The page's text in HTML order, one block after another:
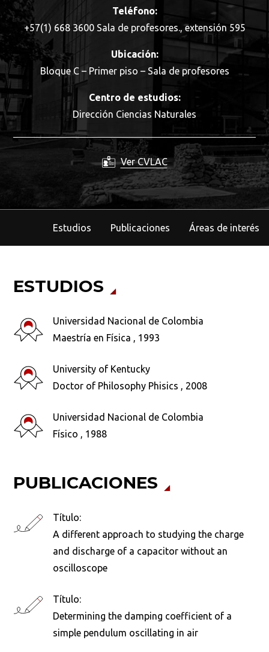
Teléfono:
+57(1) 668 3600 Sala de profesores., extensión 595
Ubicación:
Bloque C – Primer piso – Sala de profesores
Centro de estudios:
Dirección Ciencias Naturales
Ver CVLAC
Estudios Publicaciones Áreas de interés
ESTUDIOS
Universidad Nacional de Colombia
Maestría en Física , 1993
University of Kentucky
Doctor of Philosophy Phisics , 2008
Universidad Nacional de Colombia
Físico , 1988
PUBLICACIONES
Título:
A different approach to studying the charge
and discharge of a capacitor without an
oscilloscope
Título:
Determining the damping coefficient of a
simple pendulum oscillating in air